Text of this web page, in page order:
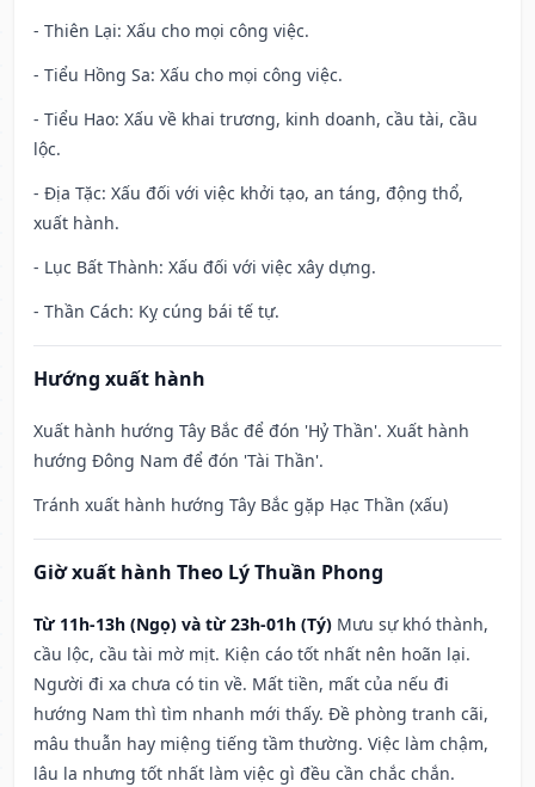
- Thiên Lại: Xấu cho mọi công việc.
- Tiểu Hồng Sa: Xấu cho mọi công việc.
- Tiểu Hao: Xấu về khai trương, kinh doanh, cầu tài, cầu
lộc.
- Địa Tặc: Xấu đối với việc khởi tạo, an táng, động thổ,
xuất hành.
- Lục Bất Thành: Xấu đối với việc xây dựng.
- Thần Cách: Kỵ cúng bái tế tự.
Hướng xuất hành
Xuất hành hướng Tây Bắc để đón 'Hỷ Thần'. Xuất hành
hướng Đông Nam để đón 'Tài Thần'.
Tránh xuất hành hướng Tây Bắc gặp Hạc Thần (xấu)
Giờ xuất hành Theo Lý Thuần Phong
Từ 11h-13h (Ngọ) và từ 23h-01h (Tý) Mưu sự khó thành,
cầu lộc, cầu tài mờ mịt. Kiện cáo tốt nhất nên hoãn lại.
Người đi xa chưa có tin về. Mất tiền, mất của nếu đi
hướng Nam thì tìm nhanh mới thấy. Đề phòng tranh cãi,
mâu thuẫn hay miệng tiếng tầm thường. Việc làm chậm,
lâu la nhưng tốt nhất làm việc gì đều cần chắc chắn.